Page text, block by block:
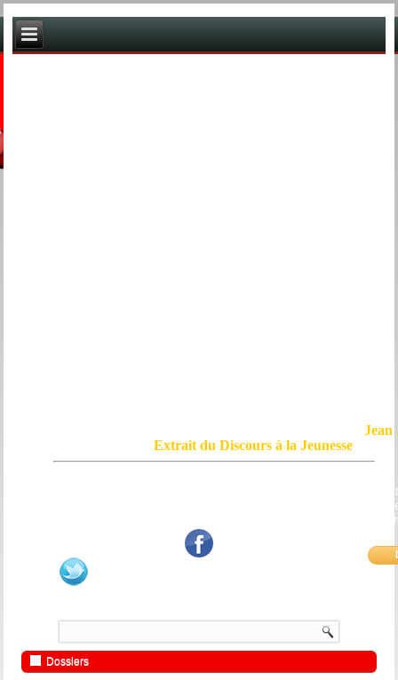
Jean
Extrait du Discours à la Jeunesse
mensonge triomphant qui passe, et de ne pas faire écho, de notre
bouche et de nos mains aux applaudissements imbéciles et aux
Dossiers